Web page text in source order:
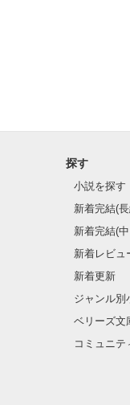
探す
小説を探す
新着完結(
新着完結(
新着レビュ
新着更新
ジャンル別
ベリーズ文
コミュニテ